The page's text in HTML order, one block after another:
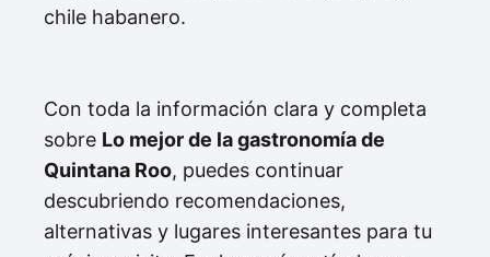
chile habanero.
Con toda la información clara y completa
sobre Lo mejor de la gastronomía de
Quintana Roo, puedes continuar
descubriendo recomendaciones,
alternativas y lugares interesantes para tu